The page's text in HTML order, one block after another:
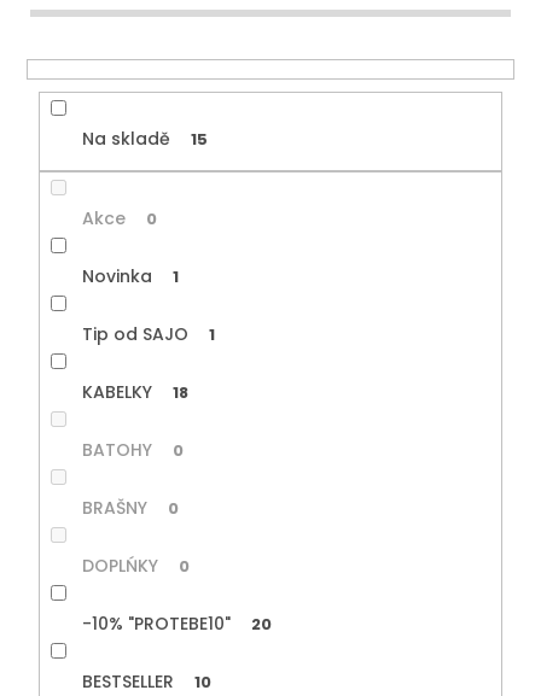
u
t
Na skladě 15
Akce 0
Novinka 1
Tip od SAJO 1
KABELKY 18
BATOHY 0
BRAŠNY 0
DOPLŃKY 0
-10% "PROTEBE10" 20
BESTSELLER 10